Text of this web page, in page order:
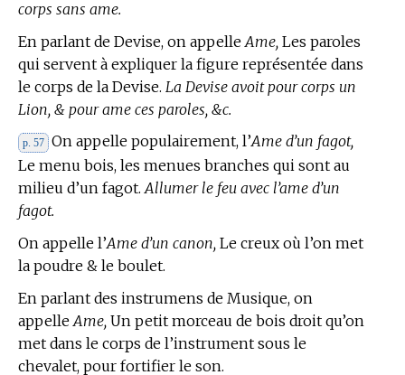
corps sans ame.
En parlant de Devise, on appelle Ame, Les paroles
qui servent à expliquer la figure représentée dans
le corps de la Devise. La Devise avoit pour corps un
Lion, & pour ame ces paroles, &c.
p. 57 On appelle populairement, l’Ame d’un fagot,
Le menu bois, les menues branches qui sont au
milieu d’un fagot.Allumer le feu avec l’ame d’un
fagot.
On appelle l’Ame d’un canon, Le creux où l’on met
la poudre & le boulet.
En parlant des instrumens de Musique, on
appelle Ame, Un petit morceau de bois droit qu’on
met dans le corps de l’instrument sous le
chevalet, pour fortifier le son.